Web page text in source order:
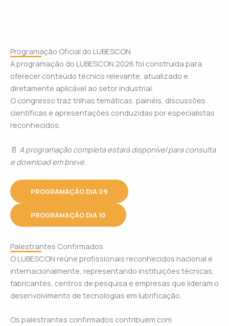
Programação Oficial do LUBESCON
A programação do LUBESCON 2026 foi construída para
oferecer conteúdo técnico relevante, atualizado e
diretamente aplicável ao setor industrial.
O congresso traz trilhas temáticas, painéis, discussões
científicas e apresentações conduzidas por especialistas
reconhecidos.
📄 A programação completa estará disponível para consulta
e download em breve.
PROGRAMAÇÃO DIA 09
PROGRAMAÇÃO DIA 10
Palestrantes Confirmados
O LUBESCON reúne profissionais reconhecidos nacional e
internacionalmente, representando instituições técnicas,
fabricantes, centros de pesquisa e empresas que lideram o
desenvolvimento de tecnologias em lubrificação.
Os palestrantes confirmados contribuem com